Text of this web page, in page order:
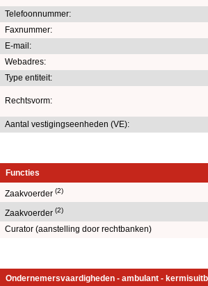
Telefoonnummer:
Faxnummer:
E-mail:
Webadres:
Type entiteit:
Rechtsvorm:
Aantal vestigingseenheden (VE):
Functies
Zaakvoerder (2)
Zaakvoerder (2)
Curator (aanstelling door rechtbanken)
Ondernemersvaardigheden - ambulant -